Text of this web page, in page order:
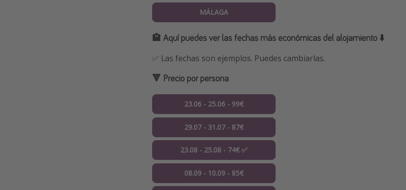
MÁLAGA
🏨 Aquí puedes ver las fechas más económicas del alojamiento ⬇️
✅ Las fechas son ejemplos. Puedes cambiarlas.
🔻 Precio por persona
23.06 - 25.06 - 99€
29.07 - 31.07 - 87€
23.08 - 25.08 - 74€ ✅
08.09 - 10.09 - 85€